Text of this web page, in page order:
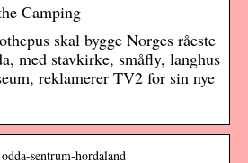
Camping
skal bygge Norges råeste
med stavkirke, småfly, langhus
reklamerer TV2 for sin nye
sentrum-hordaland